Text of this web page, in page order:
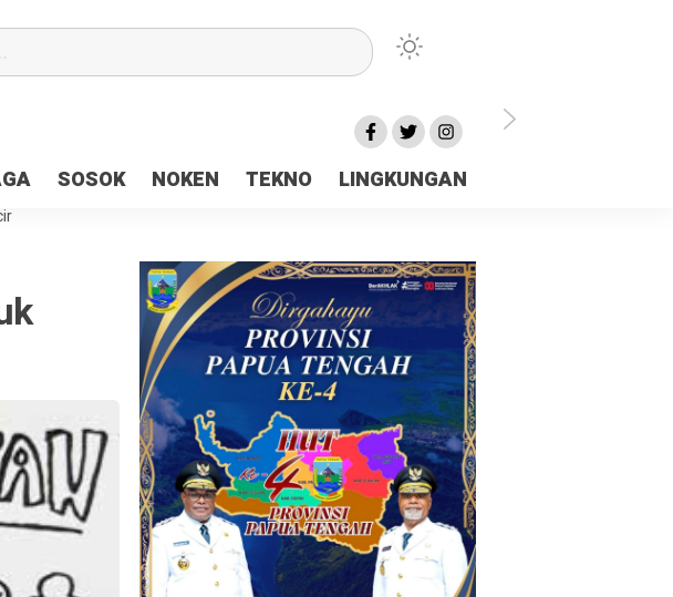
SOSOK NOKEN TEKNO LINGKUNGAN
Polri di Deklarasi Pemilu Ceria Tanah Papua
Persen, Deposit Kas Daerah Rp23 Miliar Disorot